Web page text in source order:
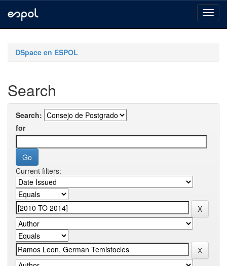
navigationDSpace en ESPOL
Search
Search:
for
Current filters: